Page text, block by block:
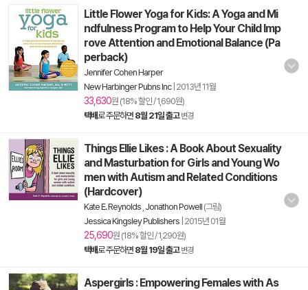
Little Flower Yoga for Kids: A Yoga and Mi
ndfulness Program to Help Your Child Imp
rove Attention and Emotional Balance (Pa
perback)
Jennifer Cohen Harper
New Harbinger Pubns Inc| 2013년 11월
33,630원 (18% 할인 / 1,690원)
택배로 주문하면 8월 21일 출고 변경
Things Ellie Likes : A Book About Sexuality
and Masturbation for Girls and Young Wo
men with Autism and Related Conditions
(Hardcover)
Kate E. Reynolds Jonathon Powell (그림)
Jessica Kingsley Publishers 2015년 01월
25,690원 (18% 할인 / 1,290원)
택배로 주문하면 8월 19일 출고 변경
Aspergirls : Empowering Females with As